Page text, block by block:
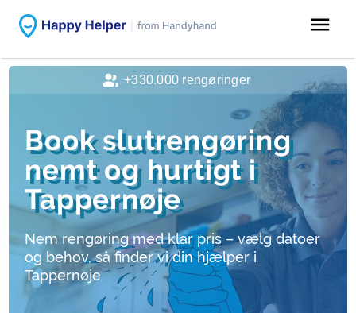
menu
Book slutrengøring
nemt og hurtigt i
Tappernøje
Nem rengøring med klar pris – vælg datoer
og behov, så finder vi din hjælper i
Tappernøje
+330.000 rengøringer